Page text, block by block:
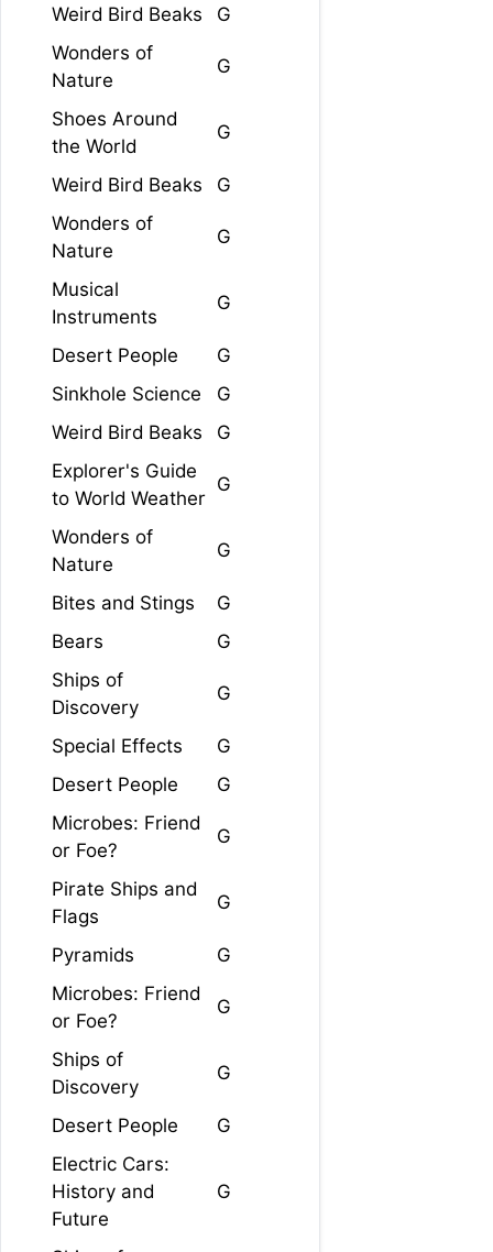
Weird Bird Beaks
G
Wonders of
Nature
G
Shoes Around
the World
G
Weird Bird Beaks
G
Wonders of
Nature
G
Musical
Instruments
G
Desert People
G
Sinkhole Science
G
Weird Bird Beaks
G
Explorer's Guide
to World Weather
G
Wonders of
Nature
G
Bites and Stings
G
Bears
G
Ships of
Discovery
G
Special Effects
G
Desert People
G
Microbes: Friend
or Foe?
G
Pirate Ships and
Flags
G
Pyramids
G
Microbes: Friend
or Foe?
G
Ships of
Discovery
G
Desert People
G
Electric Cars:
History and
Future
G